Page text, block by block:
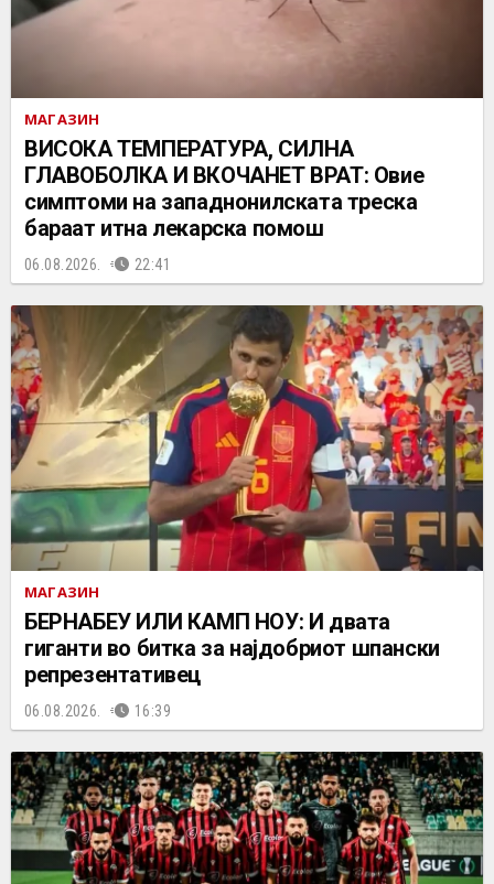
МАГАЗИН
ВИСОКА ТЕМПЕРАТУРА, СИЛНА
ГЛАВОБОЛКА И ВКОЧАНЕТ ВРАТ: Овие
симптоми на западнонилската треска
бараат итна лекарска помош
06.08.2026. 22:41
МАГАЗИН
БЕРНАБЕУ ИЛИ КАМП НОУ: И двата
гиганти во битка за најдобриот шпански
репрезентативец
06.08.2026. 16:39